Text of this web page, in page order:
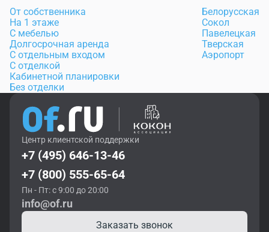
От собственника
На 1 этаже
С мебелью
Долгосрочная аренда
С отдельным входом
С отделкой
Кабинетной планировки
Без отделки
Белорусская
Сокол
Павелецкая
Тверская
Аэропорт
Центр клиентской поддержки
+7 (495) 646-13-46
+7 (800) 555-65-64
Пн - Пт: с 9:00 до 20:00
info@of.ru
Заказать звонок